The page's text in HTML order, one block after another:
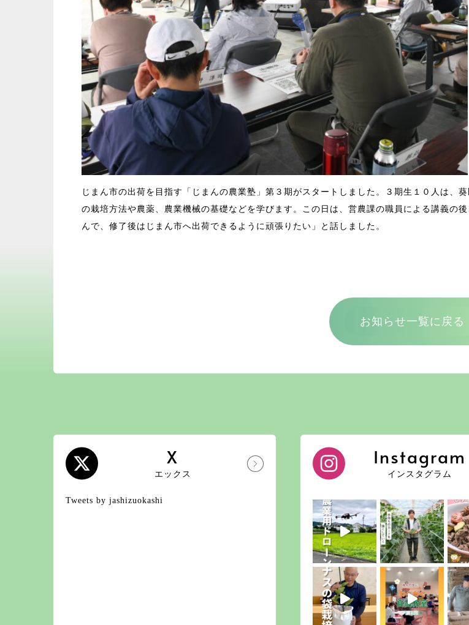
じまん市の出荷を目指す「じまんの農業塾」第３期がスタートしました。３期生１０人は、
の栽培方法や農薬、農業機械の基礎などを学びます。この日は、営農課の職員による講義の
んで、修了後はじまん市へ出荷できるように頑張りたい」と話しました。
お知らせ一覧に戻る
X
エックス
Tweets by jashizuokashi
Instagram
インスタグラム